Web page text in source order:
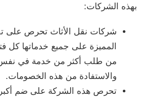
بهذه الشركات:
شركات نقل الأثاث تحرص على
المميزة على جميع خدماتها كل
من طلب أكثر من خدمة في
والاستفادة من هذه الخصومات.
تحرص هذه الشركة على ضم